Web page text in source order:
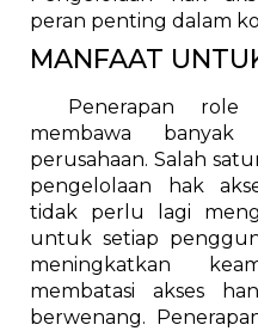
peran penting dalam
MANFAAT
Penerapan role
membawa
perusahaan. Salah
pengelolaan hak
tidak perlu lagi
untuk setiap
meningkatkan
membatasi akses
berwenang.